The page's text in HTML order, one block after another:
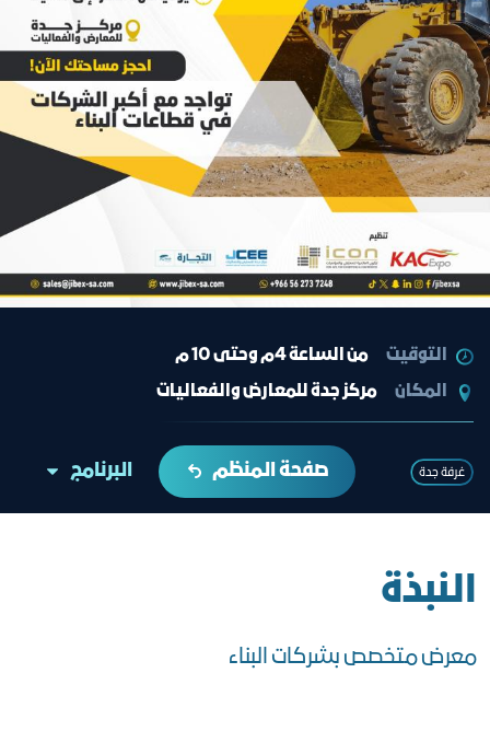
التوقيت
من الساعة 4م وحتى 10 م
المكان
مركز جدة للمعارض والفعاليات
غرفة جدة صفحة المنظم البرنامج
النبذة
معرض متخصص بشركات البناء